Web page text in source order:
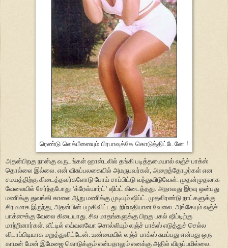
ரெண்டு லெக்பீஸையும் பிரபாவுக்கே கொடுத்திட்டேனே !
அதன்பிறகு நான்கு வருடங்கள் ஹாஸ்டலில் தங்கி படித்தமையால் லஞ்ச் பாக்ஸ்
தொல்லை இல்லை. என் விசுப்பலகையில் அமருபவர்கள், அறைத்தோழர்கள் என
சமயத்திற்கு கிடைத்தவர்களோடு போய் சாப்பிட்டு வந்துவிடுவேன். முதன்முதலாக
வேலையில் சேர்ந்தபோது ‘க்ரேவ்யார்ட்’ ஷிப்ட் கிடைத்தது. அதாவது இரவு ஒன்பது
மணிக்கு துவங்கி காலை ஆறு மணிக்கு முடியும் ஷிப்ட். முதலிரண்டு நாட்களுக்கு
சிரமமாக இருந்து, அதன்பின் பழகிவிட்டது. நிம்மதியான வேலை. அங்கேயும் லஞ்ச்
பாக்ஸுக்கு வேலை கிடையாது. சில மாதங்களுக்கு பிறகு பகல் ஷிப்டிற்கு
மாற்றினார்கள். வீட்டில் எவ்வளவோ சொல்லியும் லஞ்ச் பாக்ஸ் எடுத்துச் செல்ல
விடாப்பிடியாக மறுத்துவிட்டேன். உண்மையில் லஞ்ச் பாக்ஸ் சுமப்பது என்பது ஒரு
காமன் மேன் இமேஜை கொடுக்கும் என்பதாலும் எனக்கு அதில் விருப்பமில்லை.